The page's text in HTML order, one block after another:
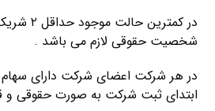
در
شخصیت حقوقی لازم می باشد .
در هر شرکت اعضای شرکت دارای
ابتدای ثبت شرکت به صورت حقوقی و